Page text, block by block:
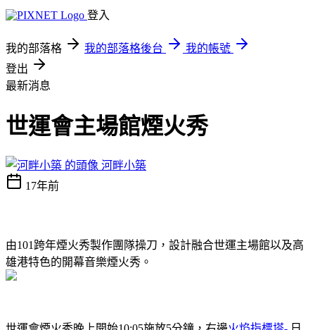
登入
我的部落格 我的部落格後台
我的帳號
登出
最新消息
世運會主場館煙火秀
河畔小築
17年前
由101 跨年煙火秀製作團隊操刀，設計融合世運主場館以及高
雄港特色的開幕音樂煙火秀。